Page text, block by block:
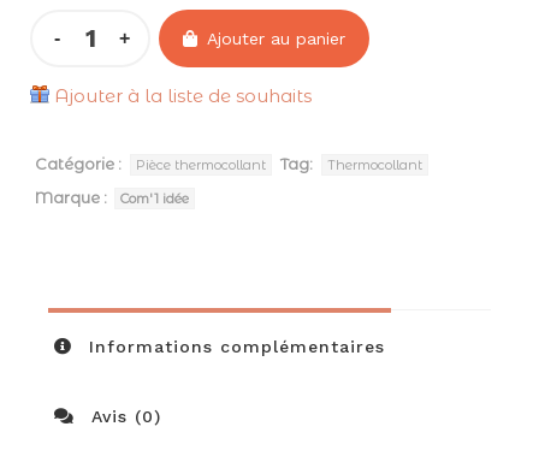
Ajouter au panier
Ajouter à la liste de souhaits
Catégorie : Pièce thermocollant Tag: Thermocollant
Marque : Com'1 idée
Informations complémentaires
Avis (0)